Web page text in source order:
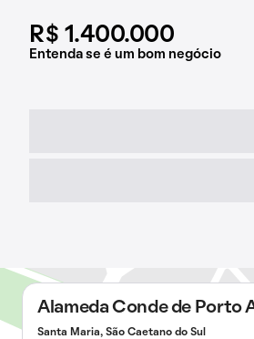
R$ 1.400.000
Entenda se é um bom negócio
Alameda Conde de Porto
Santa Maria, São Caetano do Sul